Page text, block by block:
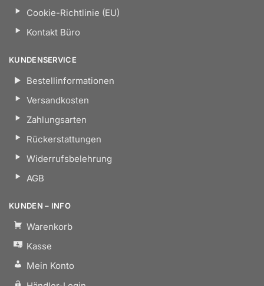
Cookie-Richtlinie (EU)
Kontakt Büro
KUNDENSERVICE
Bestellinformationen
Versandkosten
Zahlungsarten
Rückerstattungen
Widerrufsbelehrung
AGB
KUNDEN – INFO
Warenkorb
Kasse
Mein Konto